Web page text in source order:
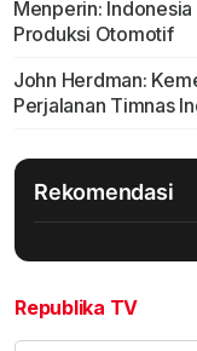
Menperin:
Produksi Otomotif
John Herdman:
Perjalanan Timnas
Rekomendasi
Republika TV